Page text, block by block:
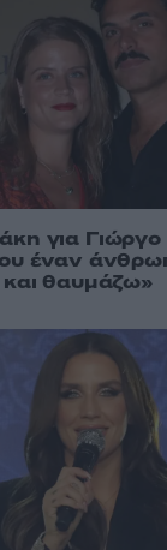
για
έναν
και θαυμάζω»